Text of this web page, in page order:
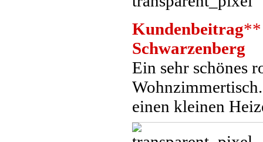
Kundenbeitrag**
Schwarzenberg
Ein sehr schönes
einen kleinen